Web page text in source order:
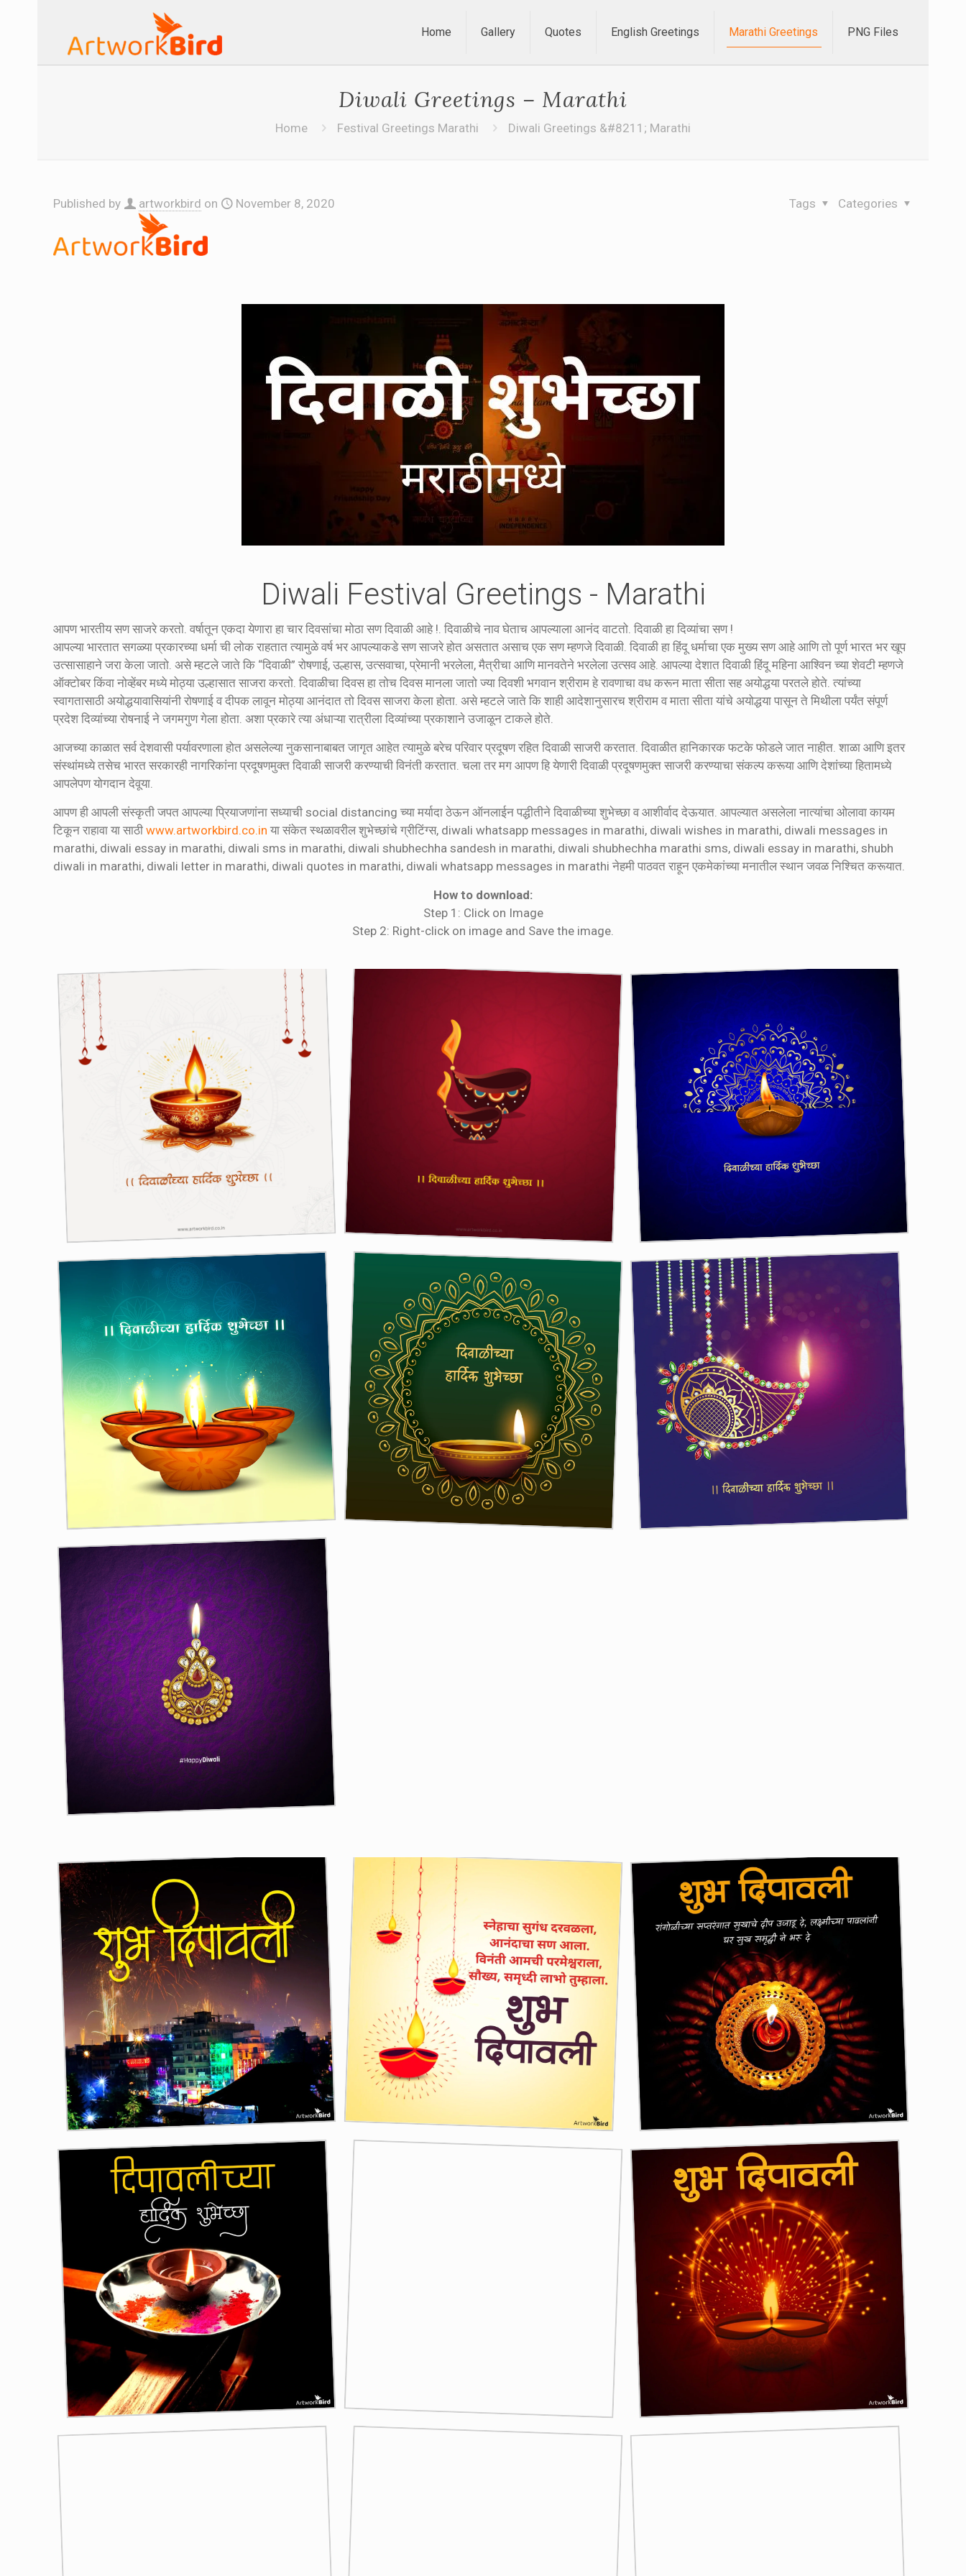
Home Gallery Quotes English Greetings Marathi Greetings PNG Files
Diwali Greetings – Marathi
Home Festival Greetings Marathi Diwali Greetings &#8211; Marathi
Published by artworkbird on November 8, 2020 Categories
Tags
Diwali Festival Greetings - Marathi
आपण भारतीय सण साजरे करतो. वर्षातून एकदा येणारा हा चार दिवसांचा मोठा सण दिवाळी आहे !. दिवाळीचे नाव घेताच आपल्याला आनंद वाटतो. दिवाळी हा दिव्यांचा सण !
आपल्या भारतात सगळ्या प्रकारच्या धर्मा ची लोक राहतात त्यामुळे वर्ष भर आपल्याकडे सण साजरे होत असतात असाच एक सण म्हणजे दिवाळी. दिवाळी हा हिंदू धर्माचा एक मुख्य सण आहे आणि तो पूर्ण भारत भर खूप
उत्सासाहाने जरा केला जातो. असे म्हटले जाते कि “दिवाळी” रोषणाई, उल्हास, उत्सवाचा, प्रेमानी भरलेला, मैत्रीचा आणि मानवतेने भरलेला उत्सव आहे. आपल्या देशात दिवाळी हिंदू महिना आश्विन च्या शेवटी म्हणजे
ऑक्टोबर किंवा नोव्हेंबर मध्ये मोठ्या उल्हासात साजरा करतो. दिवाळीचा दिवस हा तोच दिवस मानला जातो ज्या दिवशी भगवान श्रीराम हे रावणाचा वध करून माता सीता सह अयोद्धया परतले होते. त्यांच्या
स्वागतासाठी अयोद्धयावासियांनी रोषणाई व दीपक लावून मोठ्या आनंदात तो दिवस साजरा केला होता. असे म्हटले जाते कि शाही आदेशानुसारच श्रीराम व माता सीता यांचे अयोद्धया पासून ते मिथीला पर्यंत संपूर्ण
प्रदेश दिव्यांच्या रोषनाई ने जगमगुण गेला होता. अशा प्रकारे त्या अंधाऱ्या रात्रीला दिव्यांच्या प्रकाशाने उजाळून टाकले होते.
आजच्या काळात सर्व देशवासी पर्यावरणाला होत असलेल्या नुकसानाबाबत जागृत आहेत त्यामुळे बरेच परिवार प्रदूषण रहित दिवाळी साजरी करतात. दिवाळीत हानिकारक फटके फोडले जात नाहीत. शाळा आणि इतर
संस्थांमध्ये तसेच भारत सरकारही नागरिकांना प्रदूषणमुक्त दिवाळी साजरी करण्याची विनंती करतात. चला तर मग आपण हि येणारी दिवाळी प्रदूषणमुक्त साजरी करण्याचा संकल्प करूया आणि देशांच्या हितामध्ये
आपलेपण योगदान देवूया.
आपण ही आपली संस्कृती जपत आपल्या प्रियाजणांना सध्याची social distancing च्या मर्यादा ठेऊन ऑनलाईन पद्धीतीने दिवाळीच्या शुभेच्छा व आशीर्वाद देऊयात. आपल्यात असलेला नात्यांचा ओलावा कायम
टिकून राहावा या साठी www.artworkbird.co.in या संकेत स्थळावरील शुभेच्छांचे ग्रीटिंग्स, diwali whatsapp messages in marathi, diwali wishes in marathi, diwali messages in
marathi, diwali essay in marathi, diwali sms in marathi, diwali shubhechha sandesh in marathi, diwali shubhechha marathi sms, diwali essay in marathi, shubh
diwali in marathi, diwali letter in marathi, diwali quotes in marathi, diwali whatsapp messages in marathi नेहमी पाठवत राहून एकमेकांच्या मनातील स्थान जवळ निश्चित करूयात.
How to download:
Step 1: Click on Image
Step 2: Right-click on image and Save the image.